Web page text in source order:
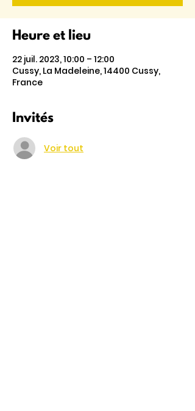
Heure et lieu
22 juil. 2023, 10:00 – 12:00
Cussy, La Madeleine, 14400 Cussy,
France
Invités
Voir tout